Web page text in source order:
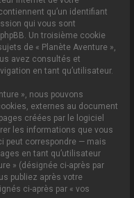
qu’un identifiant
qui vous sont
Un troisième cookie
de « Planète Aventure »,
avez consultés et
en tant qu’utilisateur.
», nous pouvons
externes au document
créées par le logiciel
les informations que vous
peut correspondre — mais
en tant qu’utilisateur
» (désignée ci-après par
publiez après votre
ci-après par « vos